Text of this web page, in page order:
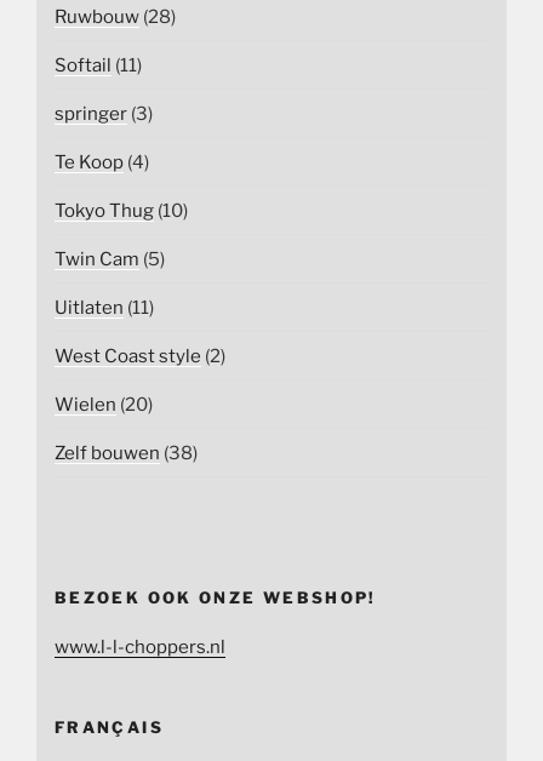
Ruwbouw (28)
Softail (11)
springer (3)
Te Koop (4)
Tokyo Thug (10)
Twin Cam (5)
Uitlaten (11)
West Coast style (2)
Wielen (20)
Zelf bouwen (38)
BEZOEK OOK ONZE WEBSHOP!
www.l-l-choppers.nl
FRANÇAIS